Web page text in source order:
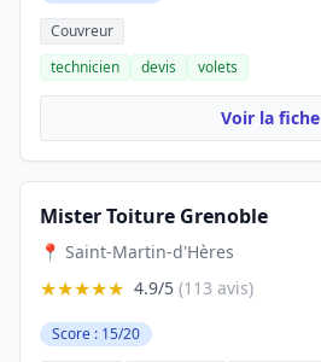
Couvreur
technicien
devis volets
Voir la fiche
Mister Toiture Grenoble
📍 Saint-Martin-d'Hères
★★★★★ 4.9/5 (113 avis)
Score : 15/20